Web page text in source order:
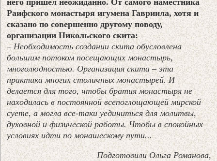
него пришел неожиданно. От самого наместника
Раифского монастыря игумена Гавриила, хотя и
сказано по совершенно другому поводу,
организации Никольского скита:
– Необходимость создании скита обусловлена
большим потоком посещающих монастырь,
многолюдностью. Организация скита – эта
практика многих столичных монастырей. И
делается для того, чтобы братия монастыря не
находилась в постоянной всепоглощающей мирской
суете, а могла все-таки уединиться для молитвы,
духовной и физической работы. Чтобы в спокойных
условиях идти по монашескому пути...
Подготовили Ольга Романова,